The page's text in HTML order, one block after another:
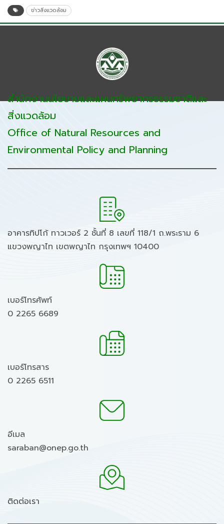
ข่าวสิ่งแวดล้อม
สำนักงานนโยบายและแผนทรัพยากรธรรมชาติและ
สิ่งแวดล้อม
Office of Natural Resources and
Environmental Policy and Planning
อาคารทิปโก้ ทาวเวอร์ 2 ชั้นที่ 8 เลขที่ 118/1 ถ.พระราม 6
แขวงพญาไท เขตพญาไท กรุงเทพฯ 10400
เบอร์โทรศัพท์
0 2265 6689
เบอร์โทรสาร
0 2265 6511
อีเมล
saraban@onep.go.th
ติดต่อเรา